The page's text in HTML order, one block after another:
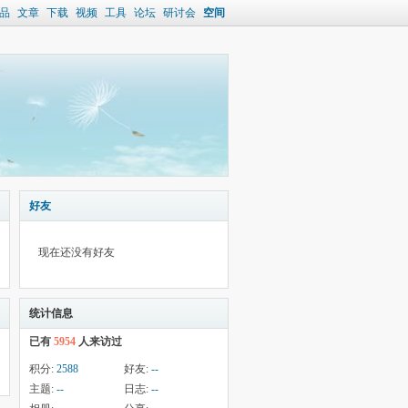
文章 下载 视频 工具 论坛 研讨会 空间
好友
现在还没有好友
统计信息
已有 5954 人来访过
积分: 2588 好友: --
主题: -- 日志: --